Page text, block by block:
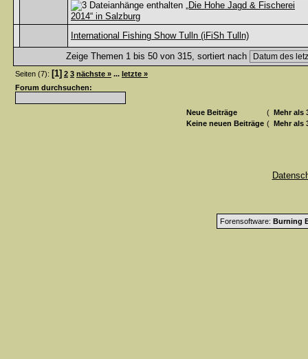
„Die Hohe Jagd & Fischerei
2014“ in Salzburg
International Fishing Show Tulln (iFiSh Tulln)
Zeige Themen 1 bis 50 von 315, sortiert nach
Seiten (7): [1] 2 3 nächste » ... letzte »
Forum durchsuchen:
Neue Beiträge ( Mehr als
Keine neuen Beiträge ( Mehr als
Forensoftware: Burning